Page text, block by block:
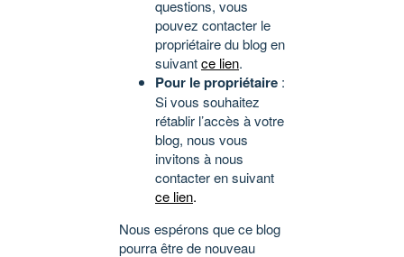
questions, vous
pouvez contacter le
propriétaire du blog en
suivantce lien.
Pour le propriétaire :
Si vous souhaitez
rétablir l’accès à votre
blog, nous vous
invitons à nous
contacter en suivant
ce lien.
Nous espérons que ce blog
pourra être de nouveau